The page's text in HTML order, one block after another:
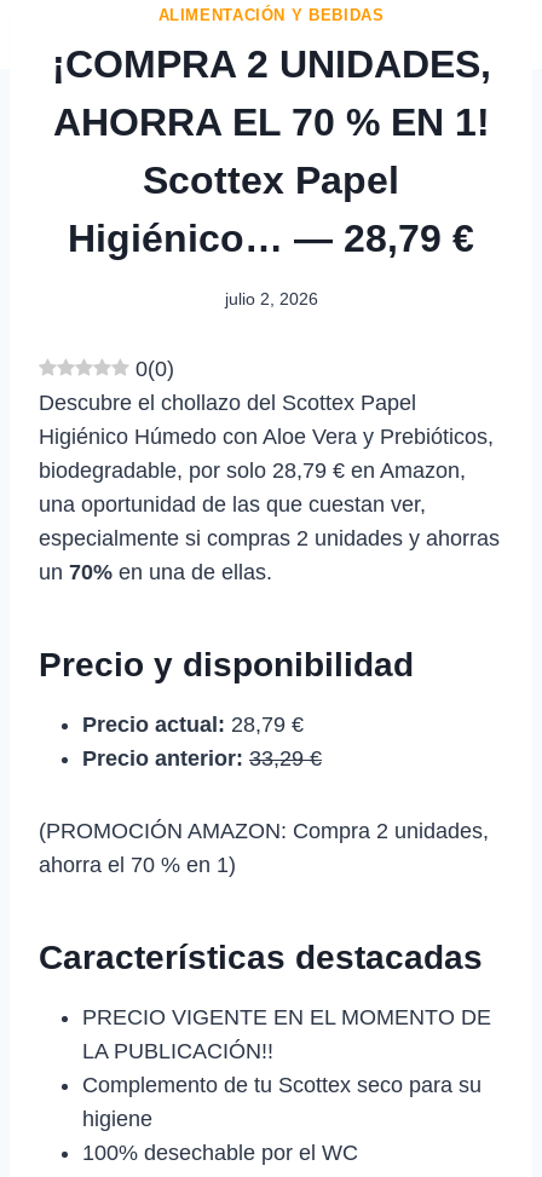
ALIMENTACIÓN Y BEBIDAS
¡COMPRA 2 UNIDADES,
AHORRA EL 70 % EN 1!
Scottex Papel
Higiénico… — 28,79 €
julio 2, 2026
0(0)
Descubre el chollazo del Scottex Papel
Higiénico Húmedo con Aloe Vera y Prebióticos,
biodegradable, por solo 28,79 € en Amazon,
una oportunidad de las que cuestan ver,
especialmente si compras 2 unidades y ahorras
un 70% en una de ellas.
Precio y disponibilidad
Precio actual: 28,79 €
Precio anterior: 33,29 €
(PROMOCIÓN AMAZON: Compra 2 unidades,
ahorra el 70 % en 1)
Características destacadas
PRECIO VIGENTE EN EL MOMENTO DE
LA PUBLICACIÓN!!
Complemento de tu Scottex seco para su
higiene
100% desechable por el WC